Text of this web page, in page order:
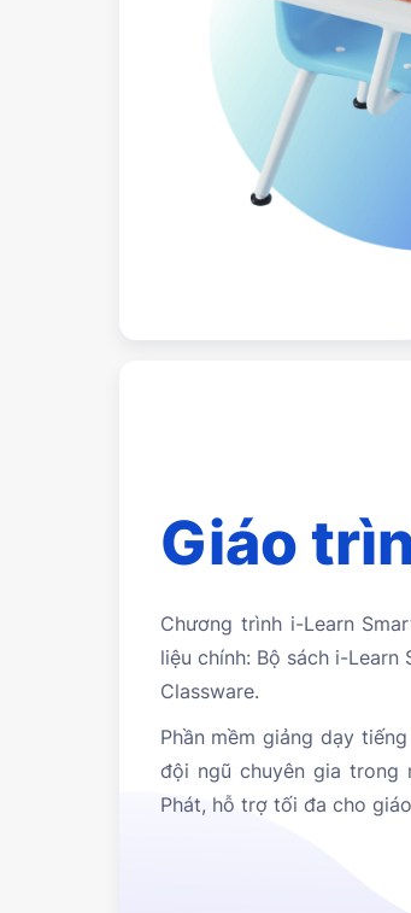
Giáo
Chương trình i-Learn
liệu chính: Bộ sách i-
Classware.
Phần mềm giảng dạy
đội ngũ chuyên gia trong
Phát, hỗ trợ tối đa cho